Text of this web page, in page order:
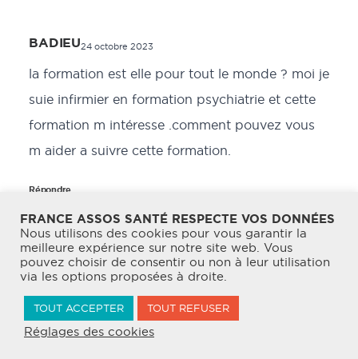
BADIEU24 octobre 2023
la formation est elle pour tout le monde ? moi je
suie infirmier en formation psychiatrie et cette
formation m intéresse .comment pouvez vous
m aider a suivre cette formation.
Répondre
Admin France Assos Santé24 octobre 2023
Bonjour, et merci pour votre commentaire.
FRANCE ASSOS SANTÉ RESPECTE VOS DONNÉES
Nous utilisons des cookies pour vous garantir la
meilleure expérience sur notre site web. Vous
pouvez choisir de consentir ou non à leur utilisation
via les options proposées à droite.
TOUT ACCEPTER TOUT REFUSER
Réglages des cookies